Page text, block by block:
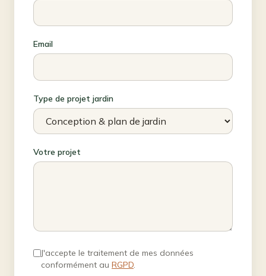
Email
Type de projet jardin
Votre projet
J'accepte le traitement de mes données
conformément au RGPD.